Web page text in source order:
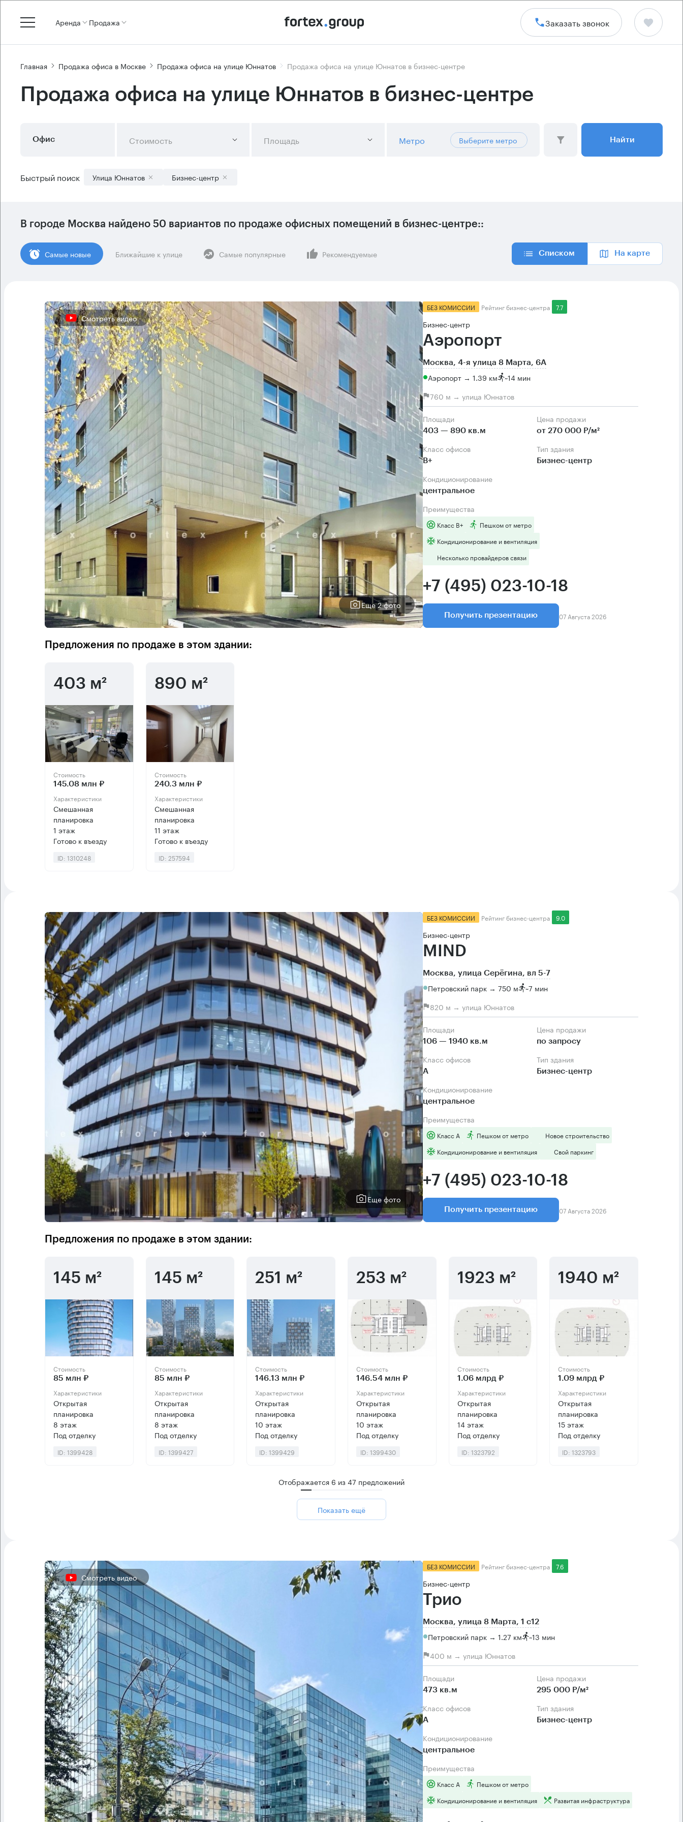
Аренда Продажа Заказать звонок
Главная Продажа офиса в Москве Продажа офиса на улице Юннатов Продажа офиса на улице Юннатов в бизнес-центре
Продажа офиса на улице Юннатов в бизнес-центре
Офис Стоимость Площадь Метро Выберите метро Найти
Быстрый поиск Улица Юннатов Бизнес-центр
В городе Москва найдено 50 вариантов по продаже офисных помещений в бизнес-центре::
Cамые новые Ближайшие к улице Самые популярные Рекомендуемые Списком На карте
Смотреть видео
Еще 2 фото
БЕЗ КОМИССИИ Рейтинг бизнес-центра 7.7
Бизнес-центр
Аэропорт
Москва, 4-я улица 8 Марта, 6А
Аэропорт → 1.39 км ~14 мин
760 м → улица Юннатов
Площади
403 — 890 кв.м
Цена продажи
от 270 000 Р/м²
Класс офисов
B+
Тип здания
Бизнес-центр
Кондиционирование
центральное
Преимущества
Класс B+
Пешком от метро
Кондиционирование и вентиляция
Несколько провайдеров связи
+7 (495) 023-10-18
Получить презентацию 07 Августа 2026
Предложения по продаже в этом здании:
403 м²
Стоимость
145.08 млн ₽
Характеристики
Смешанная
планировка
1 этаж
Готово к въезду
ID: 1310248
890 м²
Стоимость
240.3 млн ₽
Характеристики
Смешанная
планировка
11 этаж
Готово к въезду
ID: 257594
Еще фото
БЕЗ КОМИССИИ Рейтинг бизнес-центра 9.0
Бизнес-центр
MIND
Москва, улица Серёгина, вл 5-7
Петровский парк → 750 м ~7 мин
820 м → улица Юннатов
Площади
106 — 1940 кв.м
Цена продажи
по запросу
Класс офисов
А
Тип здания
Бизнес-центр
Кондиционирование
центральное
Преимущества
Класс А Пешком от метро
Новое строительство
Кондиционирование и вентиляция
Свой паркинг
+7 (495) 023-10-18
Получить презентацию 07 Августа 2026
Предложения по продаже в этом здании:
145 м²
Стоимость
85 млн ₽
Характеристики
Открытая
планировка
8 этаж
Под отделку
ID: 1399428
145 м²
Стоимость
85 млн ₽
Характеристики
Открытая
планировка
8 этаж
Под отделку
ID: 1399427
251 м²
Стоимость
146.13 млн ₽
Характеристики
Открытая
планировка
10 этаж
Под отделку
ID: 1399429
253 м²
Стоимость
146.54 млн ₽
Характеристики
Открытая
планировка
10 этаж
Под отделку
ID: 1399430
1923 м²
Стоимость
1.06 млрд ₽
Характеристики
Открытая
планировка
14 этаж
Под отделку
ID: 1323792
1940 м²
Стоимость
1.09 млрд ₽
Характеристики
Открытая
планировка
15 этаж
Под отделку
ID: 1323793
Отображается 6 из47 предложений
Показать ещё
Смотреть видео
БЕЗ КОМИССИИ Рейтинг бизнес-центра 7.6
Бизнес-центр
Трио
Москва, улица 8 Марта, 1 с12
Петровский парк → 1.27 км ~13 мин
400 м → улица Юннатов
Площади
473 кв.м
Цена продажи
295 000 Р/м²
Класс офисов
А
Тип здания
Бизнес-центр
Кондиционирование
центральное
Преимущества
Класс А
Пешком от метро
Кондиционирование и вентиляция
Развитая инфраструктура